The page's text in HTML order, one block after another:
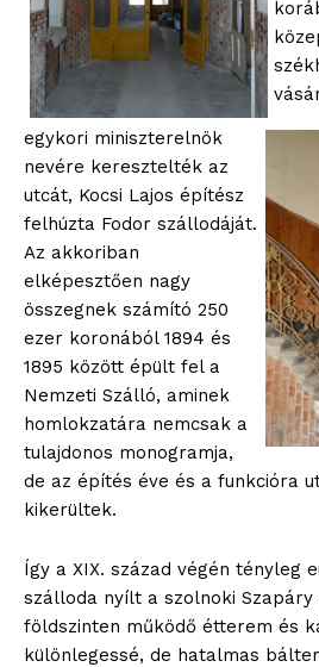
egykori miniszterelnök
nevére keresztelték az
utcát, Kocsi Lajos építész
felhúzta Fodor szállodáját.
Az akkoriban
elképesztően nagy
összegnek számító 250
ezer koronából 1894 és
1895 között épült fel a
Nemzeti Szálló, aminek
homlokzatára nemcsak a
tulajdonos monogramja,
de az építés éve és a funkcióra
kikerültek.
Így a XIX. század végén tényleg
szálloda nyílt a szolnoki Szapáry
földszinten működő étterem és
különlegessé, de hatalmas